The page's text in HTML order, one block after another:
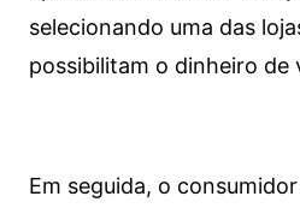
selecionando uma das
possibilitam o dinheiro de
Em seguida, o